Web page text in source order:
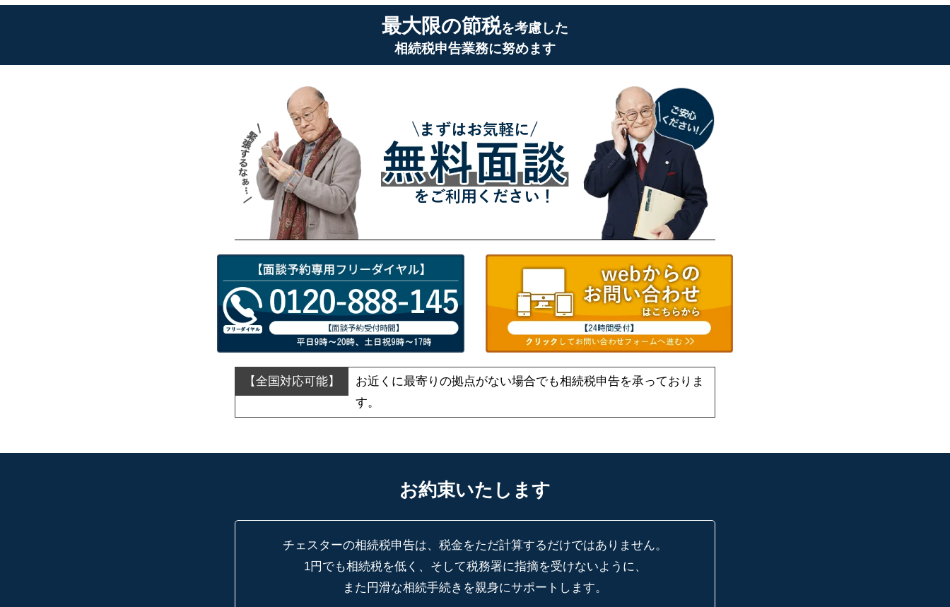
最大限の節税を考慮した
相続税申告業務に努めます
お近くに最寄りの拠点がない場合でも相続税申告を承っておりま
す。
お約束いたします
チェスターの相続税申告は、税金をただ計算するだけではありません。
1円でも相続税を低く、そして税務署に指摘を受けないように、
また円滑な相続手続きを親身にサポートします。